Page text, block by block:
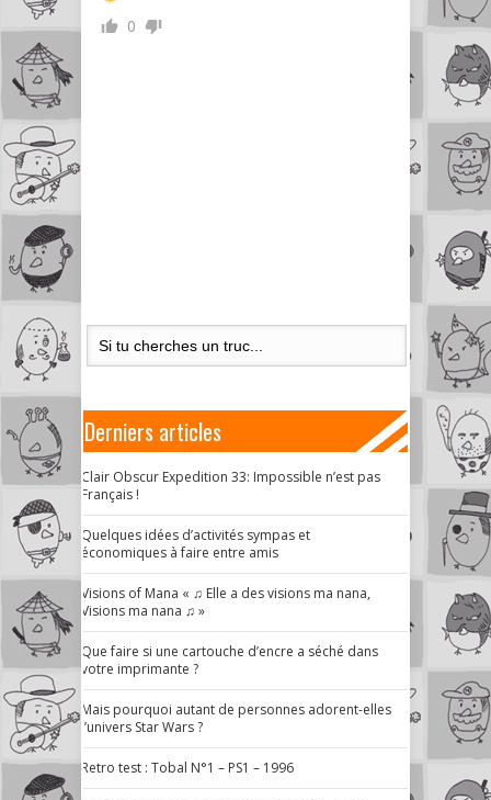
0
Derniers articles
Clair Obscur Expedition 33: Impossible n’est pas
Français !
Quelques idées d’activités sympas et
économiques à faire entre amis
Visions of Mana « ♫ Elle a des visions ma nana,
Visions ma nana ♫ »
Que faire si une cartouche d’encre a séché dans
votre imprimante ?
Mais pourquoi autant de personnes adorent-elles
l’univers Star Wars ?
Retro test : Tobal N°1 – PS1 – 1996